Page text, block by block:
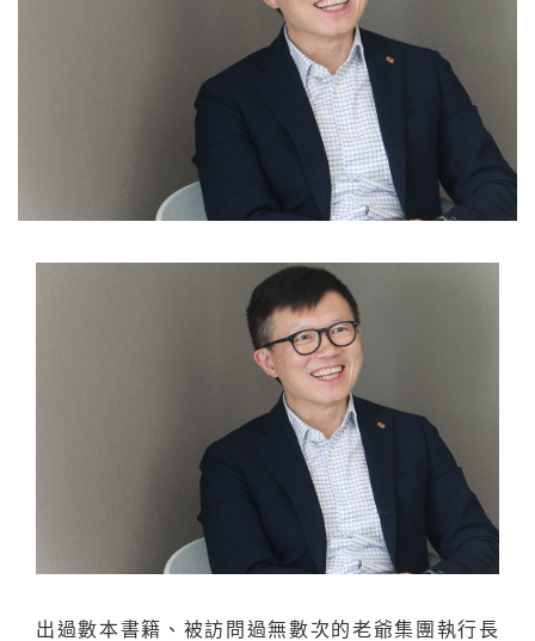
出過數本書籍、被訪問過無數次的老爺集團執行長